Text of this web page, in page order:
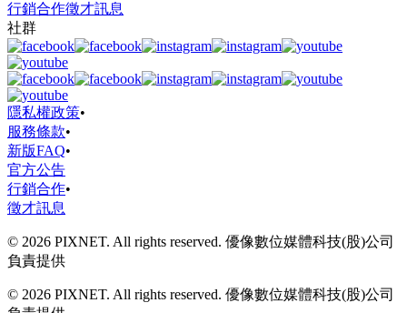
行銷合作徵才訊息
社群
隱私權政策•
服務條款•
新版FAQ•
官方公告
行銷合作•
徵才訊息
© 2026 PIXNET. All rights reserved. 優像數位媒體科技(股)公司
負責提供
© 2026 PIXNET. All rights reserved. 優像數位媒體科技(股)公司